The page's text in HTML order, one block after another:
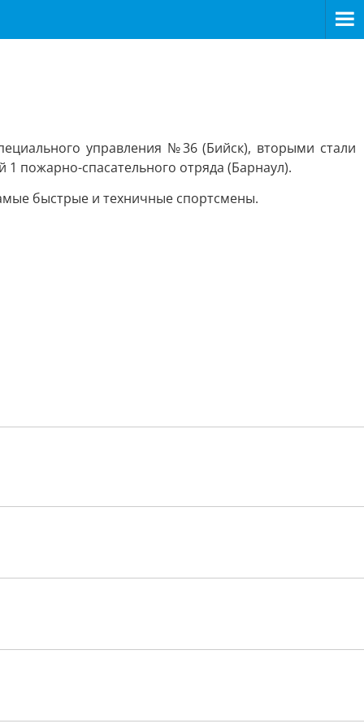
управления №36 (Бийск), вторыми стали
пожарно-спасательного отряда (Барнаул).
быстрые и техничные спортсмены.